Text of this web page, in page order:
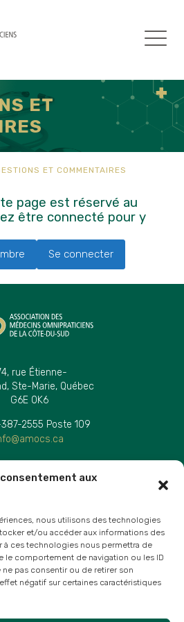
aux
nous utilisons des technologies
et/ou accéder aux informations des
à ces technologies nous permettra de
le comportement de navigation ou les ID
pas consentir ou de retirer son
négatif sur certaines caractéristiques
ET
ET COMMENTAIRES
page est réservé au
être connecté pour y
Se connecter
rue Étienne-
Ste-Marie, Québec
G6E 0K6
2555 Poste 109
AVIS LÉGAUX
et confidentialité
de protection des renseignements